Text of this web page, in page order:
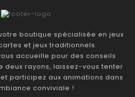
boutique spécialisée en jeux
et jeux traditionnels.
accueille pour des conseils
deux rayons, laissez-vous tenter
participez aux animations dans
conviviale !